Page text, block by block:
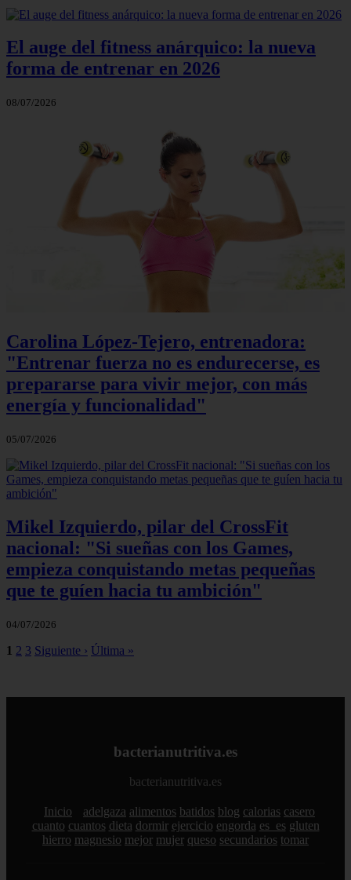
El auge del fitness anárquico: la nueva
forma de entrenar en 2026
08/07/2026
Carolina López-Tejero, entrenadora:
"Entrenar fuerza no es endurecerse, es
prepararse para vivir mejor, con más
energía y funcionalidad"
05/07/2026
Mikel Izquierdo, pilar del CrossFit
nacional: "Si sueñas con los Games,
empieza conquistando metas pequeñas
que te guíen hacia tu ambición"
04/07/2026
1 2 3 Siguiente › Última »
bacterianutritiva.es
bacterianutritiva.es
Inicio adelgaza alimentos batidos blog calorias casero
cuanto cuantos dieta dormir ejercicio engorda es_es gluten
hierro magnesio mejor mujer queso secundarios tomar